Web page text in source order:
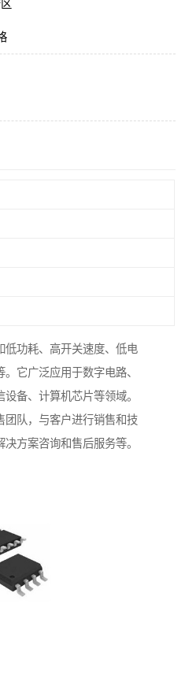
低功耗、高开关速度、低电
它广泛应用于数字电路、
备、计算机芯片等领域。
团队，与客户进行销售和技
方案咨询和售后服务等。